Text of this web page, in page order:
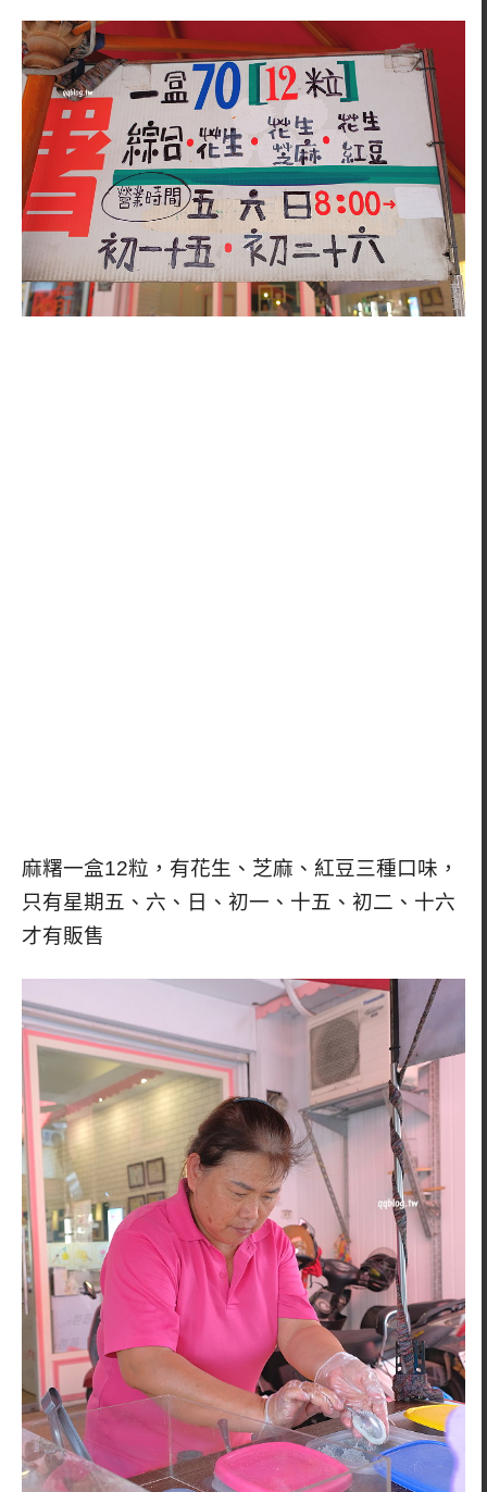
麻糬一盒12粒，有花生、芝麻、紅豆三種口味，
只有星期五、六、日、初一、十五、初二、十六
才有販售